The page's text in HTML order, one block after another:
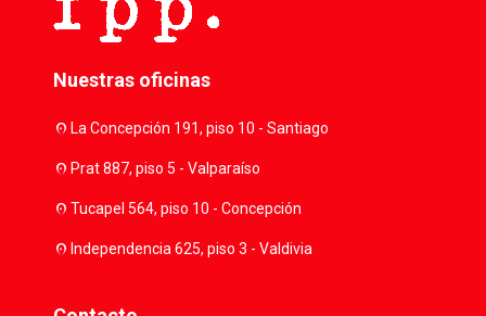
Nuestras oficinas
location_onLa Concepción 191, piso 10 - Santiago
location_onPrat 887, piso 5 - Valparaíso
location_onTucapel 564, piso 10 - Concepción
location_onIndependencia 625, piso 3 - Valdivia